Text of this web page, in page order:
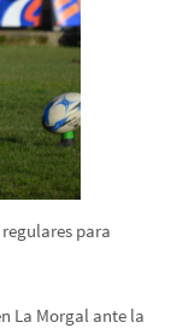
para
La Morgal ante la